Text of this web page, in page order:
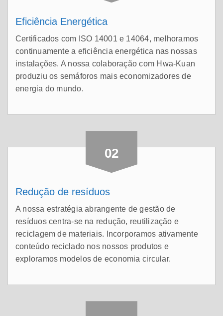
Eficiência Energética
Certificados com ISO 14001 e 14064, melhoramos
continuamente a eficiência energética nas nossas
instalações. A nossa colaboração com Hwa-Kuan
produziu os semáforos mais economizadores de
energia do mundo.
02
Redução de resíduos
A nossa estratégia abrangente de gestão de
resíduos centra-se na redução, reutilização e
reciclagem de materiais. Incorporamos ativamente
conteúdo reciclado nos nossos produtos e
exploramos modelos de economia circular.